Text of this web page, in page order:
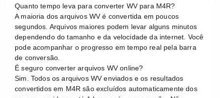
Quanto tempo leva para converter WV para M4R?
A maioria dos arquivos WV é convertida em poucos
segundos. Arquivos maiores podem levar alguns minutos
dependendo do tamanho e da velocidade da internet. Você
pode acompanhar o progresso em tempo real pela barra
de conversão.
É seguro converter arquivos WV online?
Sim. Todos os arquivos WV enviados e os resultados
convertidos em M4R são excluídos automaticamente dos